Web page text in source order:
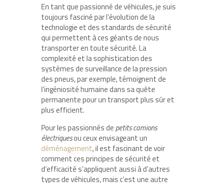
En tant que passionné de véhicules, je suis
toujours fasciné par l’évolution de la
technologie et des standards de sécurité
qui permettent à ces géants de nous
transporter en toute sécurité. La
complexité et la sophistication des
systèmes de surveillance de la pression
des pneus, par exemple, témoignent de
l’ingéniosité humaine dans sa quête
permanente pour un transport plus sûr et
plus efficient.
Pour les passionnés de petits camions
électriquesou ceux envisageant un
déménagement, il est fascinant de voir
comment ces principes de sécurité et
d’efficacité s’appliquent aussi à d’autres
types de véhicules, mais c’est une autre